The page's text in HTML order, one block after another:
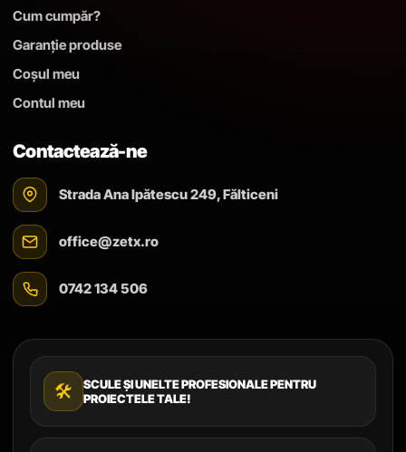
Cum cumpăr?
Garanție produse
Coșul meu
Contul meu
Contactează-ne
Strada Ana Ipătescu 249, Fălticeni
office@zetx.ro
0742 134 506
🛠️
SCULE ȘI UNELTE PROFESIONALE PENTRU
PROIECTELE TALE!